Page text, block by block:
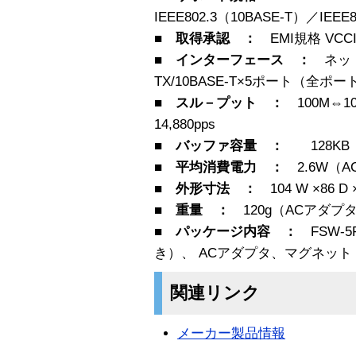
IEEE802.3（10BASE-T）／
■ 取得承認 ： EMI規格
■ インターフェース ： ネッ
TX/10BASE-T×5ポート（全ポー
■ スル－プット ：
14,880pps
■ バッファ容量 ：
128KB
■ 平均消費電力 ： 2.6W（
■ 外形寸法 ： 104 W ×86 D
■ 重量 ： 120g（ACアダプ
■ パッケージ内容 ： FSW-
き）、 ACアダプタ、マグネット
関連リンク
メーカー製品情報